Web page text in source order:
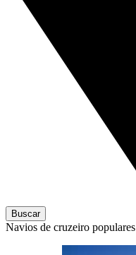
Buscar
Navios de cruzeiro populares